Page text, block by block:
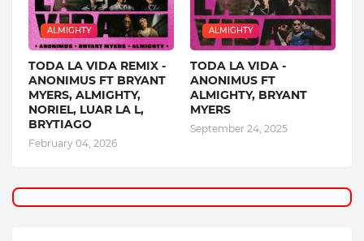
ALMIGHTY
TODA LA VIDA REMIX -
ANONIMUS FT BRYANT
MYERS, ALMIGHTY,
NORIEL, LUAR LA L,
BRYTIAGO
February 04, 2026
ALMIGHTY
TODA LA VIDA -
ANONIMUS FT
ALMIGHTY, BRYANT
MYERS
September 24, 2025